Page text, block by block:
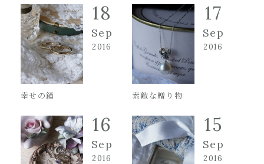
18
Sep
2016
幸せの鐘
17
Sep
2016
素敵な贈り物
16
Sep
2016
15
Sep
2016